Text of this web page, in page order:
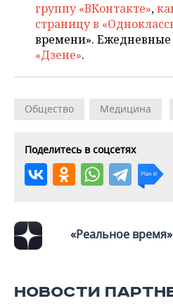
группу «ВКонтакте»,
страницу в
времени». Ежедневные
«Дзене».
Общество Медицина
Поделитесь в соцсетях
«Реальное
НОВОСТИ